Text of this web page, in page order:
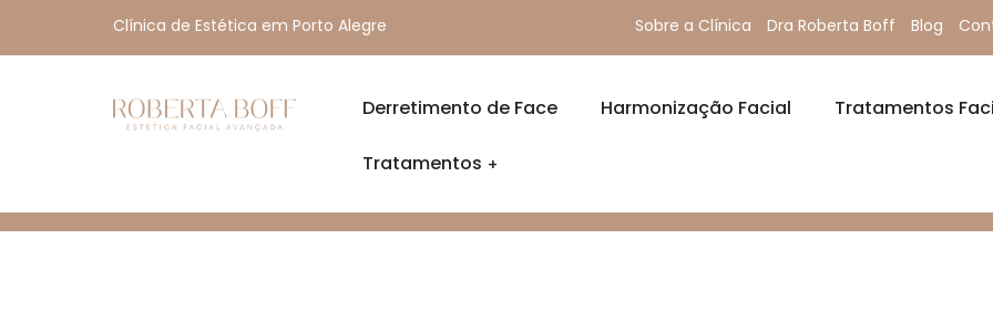
Clínica de Estética em Porto Alegre Sobre a Clínica Dra Roberta Boff Blog
Derretimento de Face Harmonização Facial Tratamentos
Tratamentos